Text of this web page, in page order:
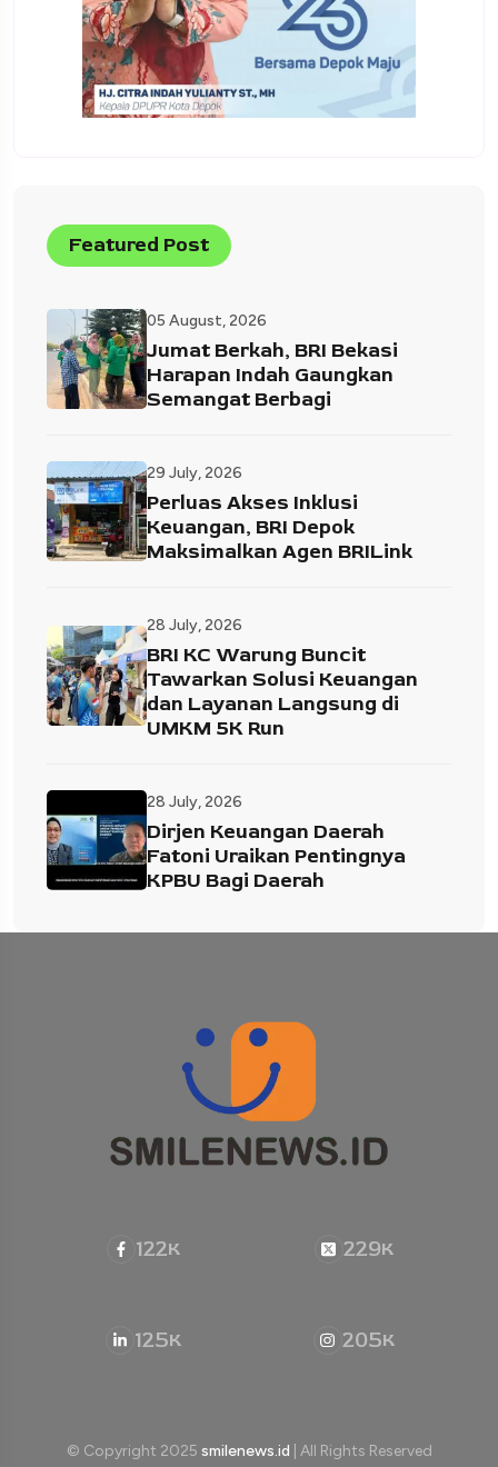
Featured Post
05 August, 2026
Jumat Berkah, BRI Bekasi
Harapan Indah Gaungkan
Semangat Berbagi
29 July, 2026
Perluas Akses Inklusi
Keuangan, BRI Depok
Maksimalkan Agen BRILink
28 July, 2026
BRI KC Warung Buncit
Tawarkan Solusi Keuangan
dan Layanan Langsung di
UMKM 5K Run
28 July, 2026
Dirjen Keuangan Daerah
Fatoni Uraikan Pentingnya
KPBU Bagi Daerah
122K 229K
125K 205K
© Copyright 2025 smilenews.id | All Rights Reserved